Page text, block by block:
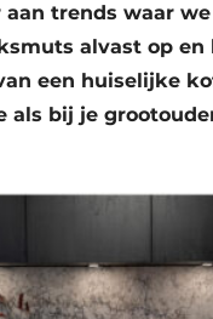
trends waar
alvast op
een huiselijke
als bij je